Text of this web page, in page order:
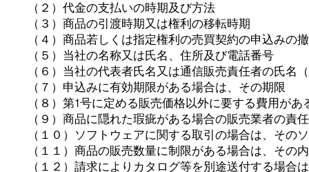
（２）代金の支払いの時期及び方法
（３）商品の引渡時期又は権利の移転時期
（４）商品若しくは指定権利の売買契約の申込みの
（５）当社の名称又は氏名、住所及び電話番号
（６）当社の代表者氏名又は通信販売責任者の氏
（７）申込みに有効期限がある場合は、その期限
（８）第1号に定める販売価格以外に要する費用が
（９）商品に隠れた瑕疵がある場合の販売業者の責
（１０）ソフトウェアに関する取引の場合は、その
（１１）商品の販売数量に制限がある場合は、その
（１２）請求によりカタログ等を別途送付する場合